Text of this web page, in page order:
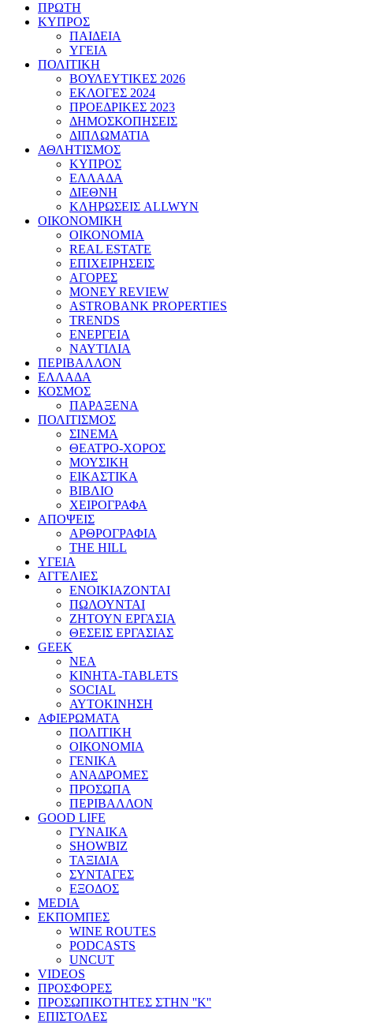
ΠΡΩΤΗ
ΚΥΠΡΟΣ
ΠΑΙΔΕΙΑ
ΥΓΕΙΑ
ΠΟΛΙΤΙΚΗ
ΒΟΥΛΕΥΤΙΚΕΣ 2026
ΕΚΛΟΓΕΣ 2024
ΠΡΟΕΔΡΙΚΕΣ 2023
ΔΗΜΟΣΚΟΠΗΣΕΙΣ
ΔΙΠΛΩΜΑΤΙΑ
ΑΘΛΗΤΙΣΜΟΣ
ΚΥΠΡΟΣ
ΕΛΛΑΔΑ
ΔΙΕΘΝΗ
ΚΛΗΡΩΣΕΙΣ ALLWYN
ΟΙΚΟΝΟΜΙΚΗ
ΟΙΚΟΝΟΜΙΑ
REAL ESTATE
ΕΠΙΧΕΙΡΗΣΕΙΣ
ΑΓΟΡΕΣ
MONEY REVIEW
ASTROBANK PROPERTIES
TRENDS
ΕΝΕΡΓΕΙΑ
ΝΑΥΤΙΛΙΑ
ΠΕΡΙΒΑΛΛΟΝ
ΕΛΛΑΔΑ
ΚΟΣΜΟΣ
ΠΑΡΑΞΕΝΑ
ΠΟΛΙΤΙΣΜΟΣ
ΣΙΝΕΜΑ
ΘΕΑΤΡΟ-ΧΟΡΟΣ
ΜΟΥΣΙΚΗ
ΕΙΚΑΣΤΙΚΑ
ΒΙΒΛΙΟ
ΧΕΙΡΟΓΡΑΦΑ
ΑΠΟΨΕΙΣ
ΑΡΘΡΟΓΡΑΦΙΑ
THE HILL
ΥΓΕΙΑ
ΑΓΓΕΛΙΕΣ
ΕΝΟΙΚΙΑΖΟΝΤΑΙ
ΠΩΛΟΥΝΤΑΙ
ΖΗΤΟΥΝ ΕΡΓΑΣΙΑ
ΘΕΣΕΙΣ ΕΡΓΑΣΙΑΣ
GEEK
ΝΕΑ
ΚΙΝΗΤΑ-TABLETS
SOCIAL
ΑΥΤΟΚΙΝΗΣΗ
ΑΦΙΕΡΩΜΑΤΑ
ΠΟΛΙΤΙΚΗ
ΟΙΚΟΝΟΜΙΑ
ΓΕΝΙΚΑ
ΑΝΑΔΡΟΜΕΣ
ΠΡΟΣΩΠΑ
ΠΕΡΙΒΑΛΛΟΝ
GOOD LIFE
ΓΥΝΑΙΚΑ
SHOWBIZ
ΤΑΞΙΔΙΑ
ΣΥΝΤΑΓΕΣ
ΕΞΟΔΟΣ
MEDIA
ΕΚΠΟΜΠΕΣ
WINE ROUTES
PODCASTS
UNCUT
VIDEOS
ΠΡΟΣΦΟΡΕΣ
ΠΡΟΣΩΠΙΚΟΤΗΤΕΣ ΣΤΗΝ ''Κ''
ΕΠΙΣΤΟΛΕΣ